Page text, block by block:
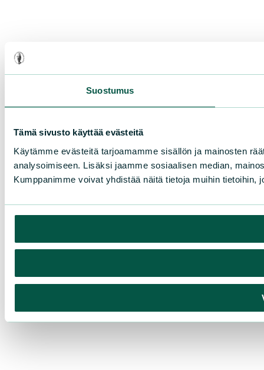
Suostumus
Tämä sivusto käyttää evästeitä
Käytämme evästeitä tarjoamamme sisällön ja mainosten
analysoimiseen. Lisäksi jaamme sosiaalisen median,
Kumppanimme voivat yhdistää näitä tietoja muihin tietoihin,